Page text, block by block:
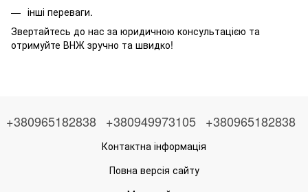
інші переваги.
Звертайтесь до нас за юридичною консультацією та
отримуйте ВНЖ зручно та швидко!
+380965182838 +380949973105 +380965182838
Контактна інформація
Повна версія сайту